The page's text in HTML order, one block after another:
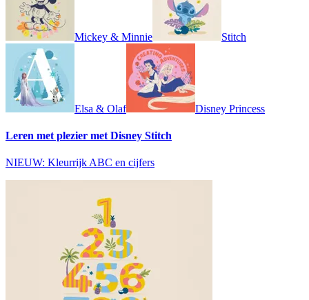
Mickey & Minnie Stitch
Elsa & Olaf Disney Princess
Leren met plezier met Disney Stitch
NIEUW: Kleurrijk ABC en cijfers